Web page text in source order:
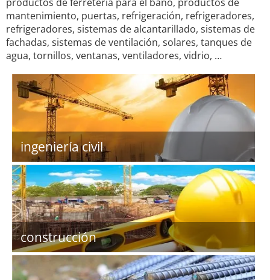
mantenimiento, puertas, refrigeración, refrigeradores,
refrigeradores, sistemas de alcantarillado, sistemas de
fachadas, sistemas de ventilación, solares, tanques de
agua, tornillos, ventanas, ventiladores, vidrio, …
ingeniería civil
construcción